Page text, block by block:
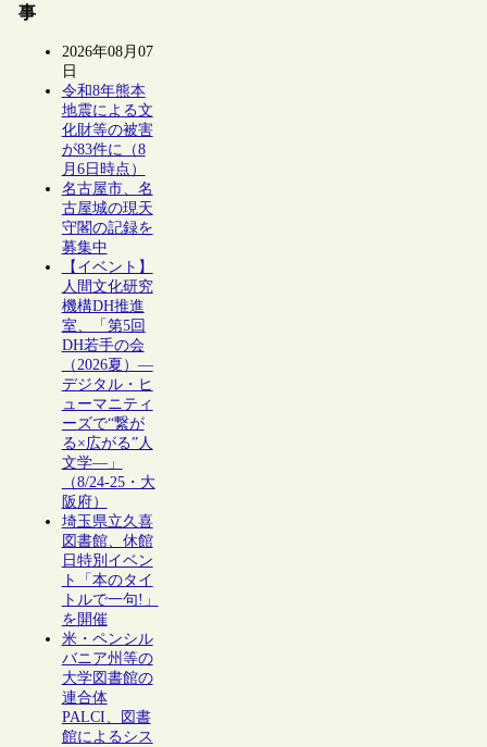
事
2026年08月07
日
令和8年熊本
地震による文
化財等の被害
が83件に（8
月6日時点）
名古屋市、名
古屋城の現天
守閣の記録を
募集中
【イベント】
人間文化研究
機構DH推進
室、「第5回
DH若手の会
（2026夏）―
デジタル・ヒ
ューマニティ
ーズで“繋が
る×広がる”人
文学―」
（8/24-25・大
阪府）
埼玉県立久喜
図書館、休館
日特別イベン
ト「本のタイ
トルで一句!」
を開催
米・ペンシル
バニア州等の
大学図書館の
連合体
PALCI、図書
館によるシス